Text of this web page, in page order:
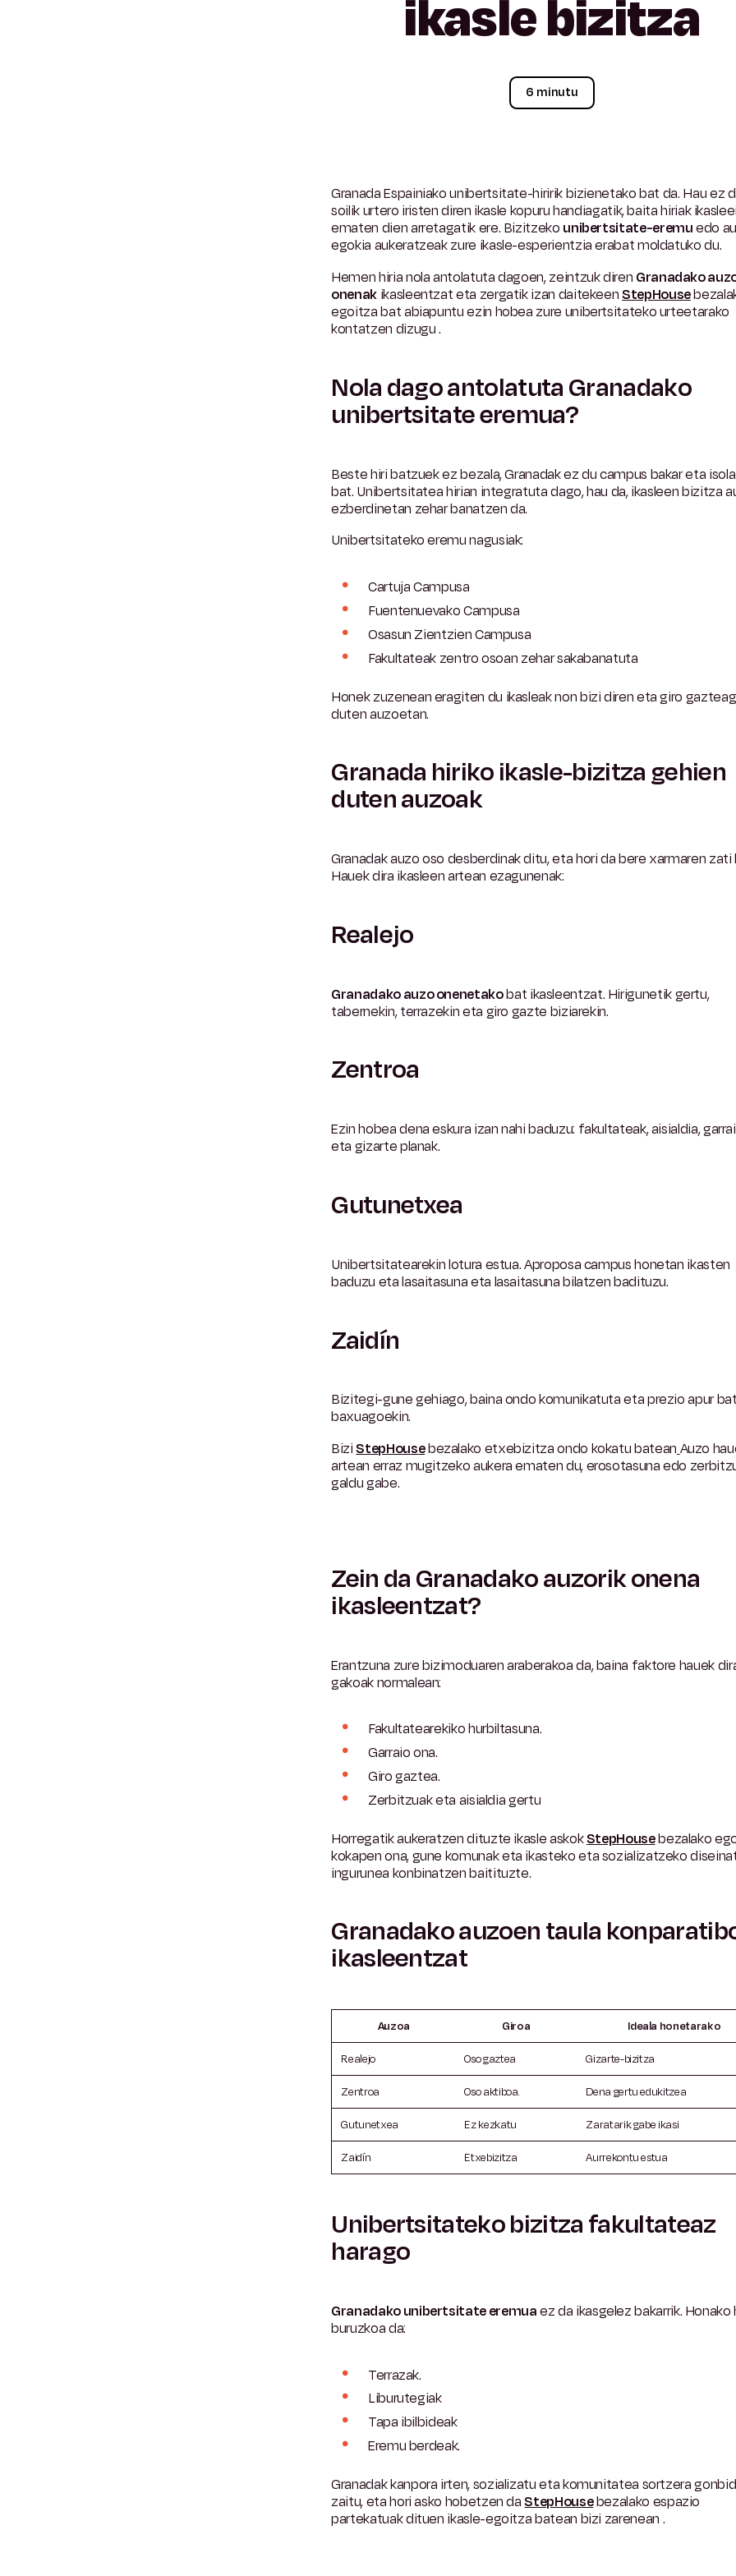
ikaslebizitza
6 minutu
Granada Espainiako unibertsitate-hiririk bizienetako bat da. Hau ez
soilik urtero iristen diren ikasle kopuru handiagatik, baita hiriak
ematen dien arretagatik ere. Bizitzeko unibertsitate-eremuedo
egokia aukeratzeak zure ikasle-esperientzia erabat moldatuko du.
Hemen hiria nola antolatuta dagoen, zeintzuk diren Granadako
onenak ikasleentzat eta zergatik izan daitekeenStepHouse
egoitza batabiapuntu ezin hobea zure unibertsitateko urteetarako
kontatzen dizugu.
Nola dago antolatuta Granadako
unibertsitate eremua?
Beste hiri batzuek ez bezala, Granadak ez du campus bakar eta
bat. Unibertsitatea hirian integratuta dago, hau da, ikasleen bizitza
ezberdinetan zehar banatzen da.
Unibertsitateko eremu nagusiak:
Cartuja Campusa
Fuentenuevako Campusa
Osasun Zientzien Campusa
Fakultateak zentro osoan zehar sakabanatuta
Honek zuzenean eragiten du ikasleak non bizi diren eta giro
duten auzoetan.
Granada hiriko ikasle-bizitza gehien
duten auzoak
Granadak auzo oso desberdinak ditu, eta hori da bere xarmaren zati
Hauek dira ikasleen artean ezagunenak:
Realejo
Granadako auzo onenetakobat ikasleentzat. Hirigunetik gertu,
tabernekin, terrazekin eta giro gazte biziarekin.
Zentroa
Ezin hobea dena eskura izan nahi baduzu: fakultateak, aisialdia,
eta gizarte planak.
Gutunetxea
Unibertsitatearekin lotura estua. Aproposa campus honetan ikasten
baduzu eta lasaitasuna eta lasaitasuna bilatzen badituzu.
Zaidín
Bizitegi-gune gehiago, baina ondo komunikatuta eta prezio apur
baxuagoekin.
BiziStepHousebezalako etxebizitza ondo kokatu batean Auzo
artean erraz mugitzeko aukera ematen du, erosotasuna edo
galdu gabe.
Zein da Granadako auzorik onena
ikasleentzat?
Erantzuna zure bizimoduaren araberakoa da, baina faktore hauek
gakoak normalean:
Fakultatearekiko hurbiltasuna.
Garraio ona.
Giro gaztea.
Zerbitzuak eta aisialdia gertu
Horregatik aukeratzen dituzte ikasle askokStepHousebezalako
kokapen ona, gune komunak eta ikasteko eta sozializatzeko
ingurunea konbinatzen baitituzte.
Granadako auzoen taula
ikasleentzat
Auzoa Giroa Ideala honetarako
Realejo Oso gaztea Gizarte-bizitza
Zentroa Oso aktiboa. Dena gertu edukitzea
Gutunetxea Ez kezkatu Zaratarik gabe ikasi
Zaidín Etxebizitza Aurrekontu estua
Unibertsitateko bizitza fakultateaz
harago
Granadako unibertsitate eremuaezda ikasgelez bakarrik. Honako
buruzkoa da:
Terrazak.
Liburutegiak
Tapa ibilbideak
Eremu berdeak.
Granadak kanpora irten, sozializatu eta komunitatea sortzera
zaitu, eta hori asko hobetzen daStepHousebezalako espazio
partekatuak dituen ikasle-egoitza batean bizi zarenean .